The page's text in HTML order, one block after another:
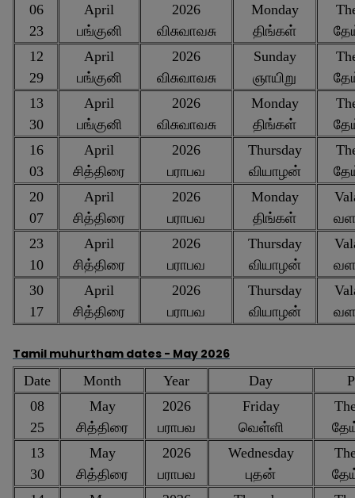
06
23
April
பங்குனி
2026
விசுவாவசு
Monday
திங்கள்
12
29
April
பங்குனி
2026
விசுவாவசு
Sunday
ஞாயிறு
13
30
April
பங்குனி
2026
விசுவாவசு
Monday
திங்கள்
16
03
April
சித்திரை
2026
பராபவ
Thursday
வியாழன்
20
07
April
சித்திரை
2026
பராபவ
Monday
திங்கள்
23
10
April
சித்திரை
2026
பராபவ
Thursday
வியாழன்
30
17
April
சித்திரை
2026
பராபவ
Thursday
வியாழன்
Tamil muhurtham dates - May 2026
Date
Month Year Day
08
25
May
சித்திரை
2026
பராபவ
Friday
வெள்ளி
13
30
May
சித்திரை
2026
பராபவ
Wednesday
புதன்